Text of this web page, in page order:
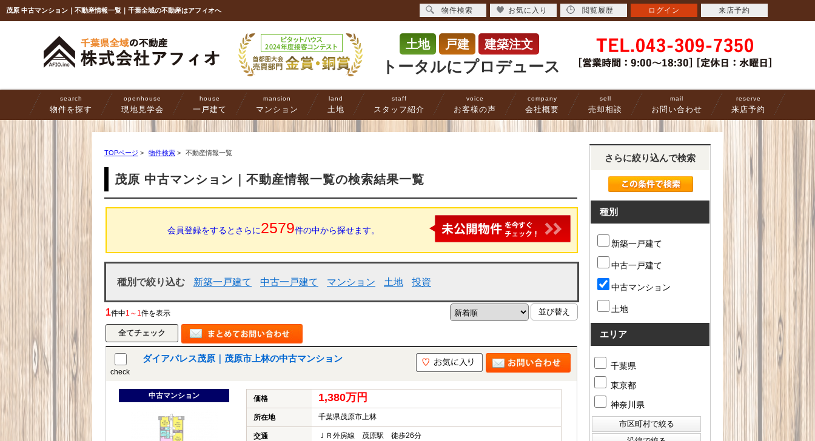
茂原 中古マンション｜不動産情報一覧｜千葉全域の不動産はアフィオへ
土地 戸建 建築注文
トータルにプロデュース
search
物件を探す
openhouse
現地見学会
house
一戸建て
mansion
マンション
land
土地
staff
スタッフ紹介
voice
お客様の声
company
会社概要
sell
売却相談
mail
お問い合わせ
reserve
来店予約
TOPページ > 物件検索 > 不動産情報一覧
茂原 中古マンション｜不動産情報一覧の検索結果一覧
会員登録をするとさらに2579件の中から探せます。
種別で絞り込む 新築一戸建て 中古一戸建て マンション 土地 投資
1件中1～1件を表示
check
ダイアパレス茂原｜茂原市上林の中古マンション
中古マンション 価格 1,380万円
所在地 千葉県茂原市上林
交通 ＪＲ外房線 茂原駅 徒歩26分
さらに絞り込んで検索
種別
新築一戸建て
中古一戸建て
中古マンション
土地
エリア
千葉県
東京都
神奈川県
物件検索 お気に入り 閲覧履歴 ログイン 来店予約